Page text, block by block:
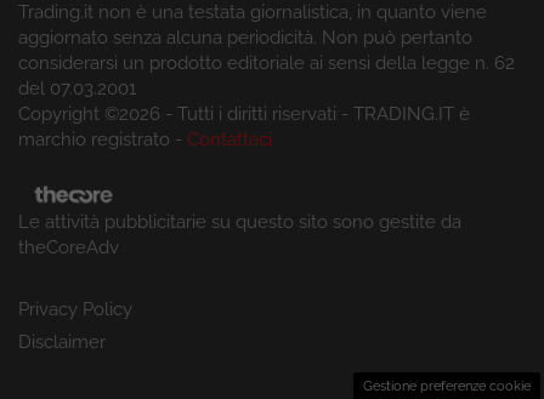
Trading.it non è una testata giornalistica, in quanto viene
aggiornato senza alcuna periodicità. Non può pertanto
considerarsi un prodotto editoriale ai sensi della legge n. 62
del 07.03.2001
Copyright ©2026 - Tutti i diritti riservati - TRADING.IT è
marchio registrato - Contattaci
Le attività pubblicitarie su questo sito sono gestite da
theCoreAdv
Privacy Policy
Disclaimer
Gestione preferenze cookie